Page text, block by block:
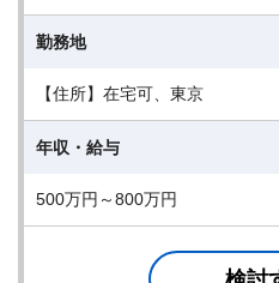
勤務地
【住所】在宅可、東京
年収・給与
500万円～800万円